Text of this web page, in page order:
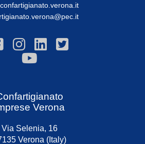
Verona
Via Selenia, 16
Verona (Italy)